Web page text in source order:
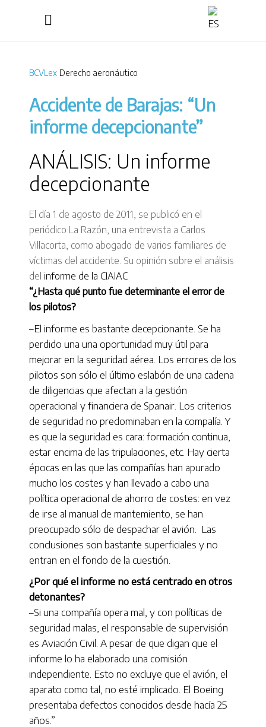
BCVLex Derecho aeronáutico
Accidente de Barajas: “Un
informe decepcionante”
ANÁLISIS: Un informe
decepcionante
El día 1 de agosto de 2011, se publicó en el
periódico La Razón, una entrevista a Carlos
Villacorta, como abogado de varios familiares de
víctimas del accidente. Su opinión sobre el análisis
del informe de la CIAIAC
“¿Hasta qué punto fue determinante el error de
los pilotos?
–El informe es bastante decepcionante. Se ha
perdido una una oportunidad muy útil para
mejorar en la seguridad aérea. Los errores de los
pilotos son sólo el último eslabón de una cadena
de diligencias que afectan a la gestión
operacional y financiera de Spanair. Los criterios
de seguridad no predominaban en la compalía. Y
es que la seguridad es cara: formación continua,
estar encima de las tripulaciones, etc. Hay cierta
épocas en las que las compañías han apurado
mucho los costes y han llevado a cabo una
política operacional de ahorro de costes: en vez
de irse al manual de mantemiento, se han
preocupado sólo de despachar el avión. Las
conclusiones son bastante superficiales y no
entran en el fondo de la cuestión.
¿Por qué el informe no está centrado en otros
detonantes?
–Si una compañía opera mal, y con políticas de
seguridad malas, el responsable de supervisión
es Aviación Civil. A pesar de que digan que el
informe lo ha elaborado una comisión
independiente. Esto no excluye que el avión, el
aparato como tal, no esté implicado. El Boeing
presentaba defectos conocidos desde hacía 25
años.”